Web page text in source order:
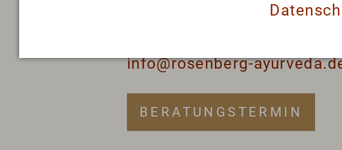
Forsthausstraße 6 · 63633
info@rosenberg-
BERATUNGSTERMIN